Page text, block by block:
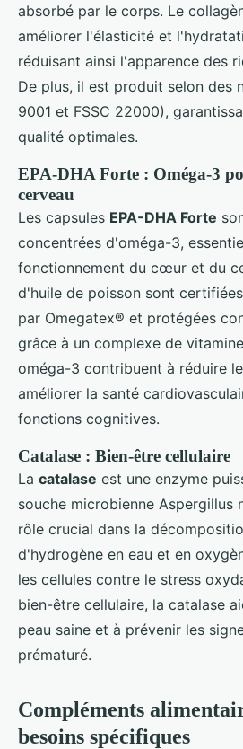
absorbé par le corps. Le
améliorer l'élasticité et
réduisant ainsi l'apparence des
De plus, il est produit selon des
9001 et FSSC 22000),
qualité optimales.
EPA-DHA Forte : Oméga-3
cerveau
Les capsules EPA-DHA Forte
concentrées d'oméga-3,
fonctionnement du cœur et du
d'huile de poisson sont
par Omegatex® et protégées
grâce à un complexe de
oméga-3 contribuent à réduire
améliorer la santé
fonctions cognitives.
Catalase : Bien-être cellulaire
La catalase est une enzyme
souche microbienne Aspergillus
rôle crucial dans la
d'hydrogène en eau et en
les cellules contre le stress
bien-être cellulaire, la catalase
peau saine et à prévenir les
prématuré.
Compléments
besoins spécifiques